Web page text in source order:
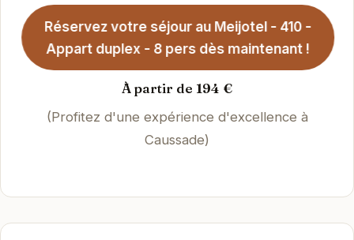
Réservez votre séjour au Meijotel - 410 -
Appart duplex - 8 pers dès maintenant !
À partir de 194 €
(Profitez d'une expérience d'excellence à
Caussade)